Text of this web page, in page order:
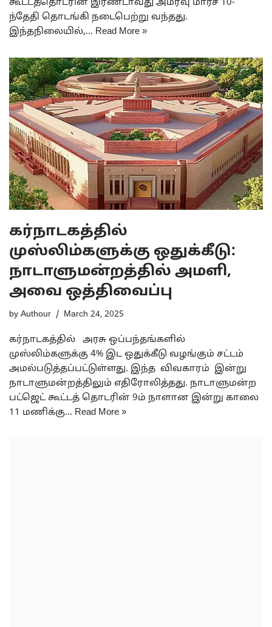
கூட்டத்தொடரின் இரண்டாவது அமர்வு மார்ச் 10-
ந்தேதி தொடங்கி நடைபெற்று வந்தது.
இந்தநிலையில்,… Read More »
கர்நாடகத்தில்
முஸ்லிம்களுக்கு ஒதுக்கீடு:
நாடாளுமன்றத்தில் அமளி,
அவை ஒத்திவைப்பு
by Authour March 24, 2025
கர்நாடகத்தில் அரசு ஒப்பந்தங்களில்
முஸ்லிம்களுக்கு 4% இட ஒதுக்கீடு வழங்கும் சட்டம்
அமல்படுத்தப்பட்டுள்ளது. இந்த விவகாரம் இன்று
நாடாளுமன்றத்திலும் எதிரோலித்தது. நாடாளுமன்ற
பட்ஜெட் கூட்டத் தொடரின் 9ம் நாளான இன்று காலை
11 மணிக்கு… Read More »